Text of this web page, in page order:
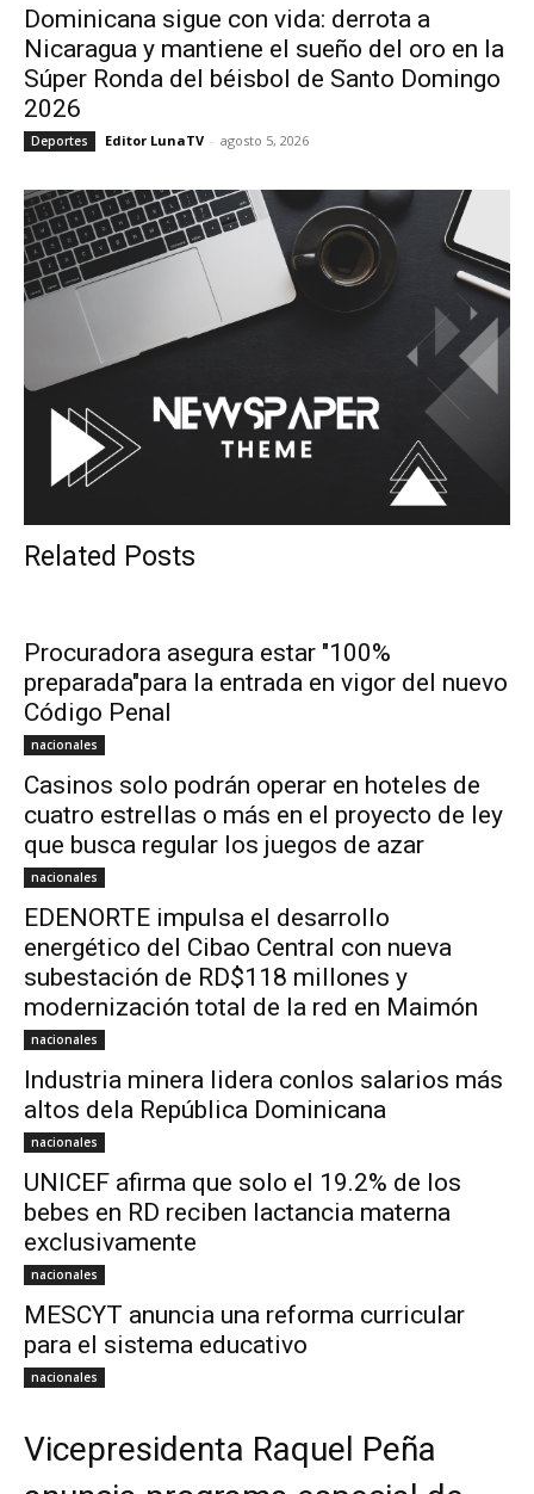
Dominicana sigue con vida: derrota a
Nicaragua y mantiene el sueño del oro en la
Súper Ronda del béisbol de Santo Domingo
2026
Deportes Editor LunaTV - agosto 5, 2026
Related Posts
Procuradora asegura estar "100%
preparada"para la entrada en vigor del nuevo
Código Penal
nacionales
Casinos solo podrán operar en hoteles de
cuatro estrellas o más en el proyecto de ley
que busca regular los juegos de azar
nacionales
EDENORTE impulsa el desarrollo
energético del Cibao Central con nueva
subestación de RD$118 millones y
modernización total de la red en Maimón
nacionales
Industria minera lidera conlos salarios más
altos dela República Dominicana
nacionales
UNICEF afirma que solo el 19.2% de los
bebes en RD reciben lactancia materna
exclusivamente
nacionales
MESCYT anuncia una reforma curricular
para el sistema educativo
nacionales
Vicepresidenta Raquel Peña